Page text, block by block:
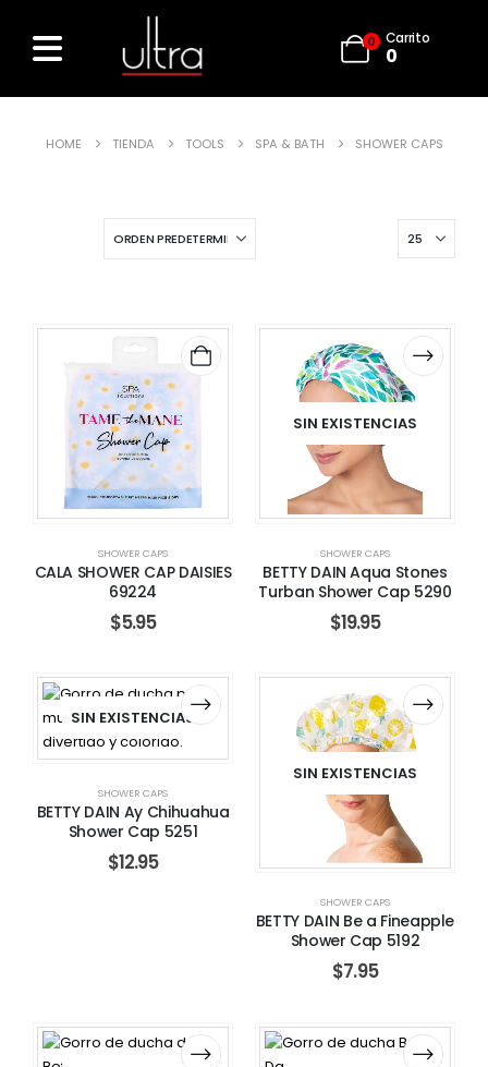
0 Carrito
0
HOME TIENDA TOOLS SPA & BATH SHOWER CAPS
SHOWER CAPS
CALA SHOWER CAP DAISIES
69224
$5.95
SIN EXISTENCIAS
SHOWER CAPS
BETTY DAIN Aqua Stones
Turban Shower Cap 5290
$19.95
SIN EXISTENCIAS
SHOWER CAPS
BETTY DAIN Ay Chihuahua
Shower Cap 5251
$12.95
SIN EXISTENCIAS
SHOWER CAPS
BETTY DAIN Be a Fineapple
Shower Cap 5192
$7.95